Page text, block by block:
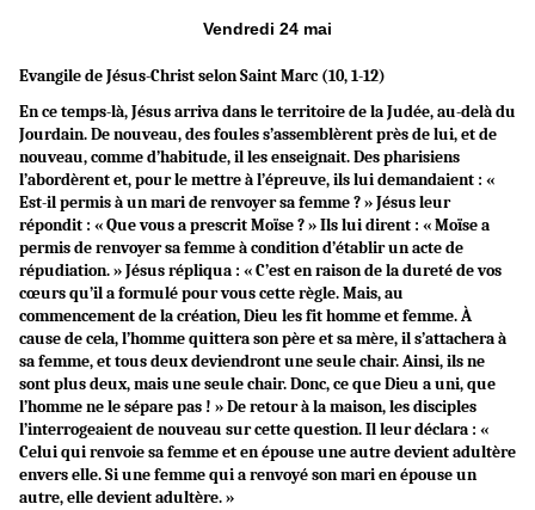
Vendredi 24 mai
Evangile de Jésus-Christ selon SaintMarc (10, 1-12)
En ce temps-là, Jésus arriva dans le territoire de la Judée, au-delà du
Jourdain. De nouveau, des foules s’assemblèrent près de lui, et de
nouveau, comme d’habitude, il les enseignait. Des pharisiens
l’abordèrent et, pour le mettre à l’épreuve, ils lui demandaient : «
Est-il permis à un mari de renvoyer sa femme ? » Jésus leur
répondit : « Que vous a prescrit Moïse ? » Ils lui dirent : « Moïse a
permis de renvoyer sa femme à condition d’établir un acte de
répudiation. » Jésus répliqua : « C’est en raison de la dureté de vos
cœurs qu’il a formulé pour vous cette règle. Mais, au
commencement de la création, Dieu les fit homme et femme. À
cause de cela, l’homme quittera son père et sa mère, il s’attachera à
sa femme, et tous deux deviendront une seule chair. Ainsi, ils ne
sont plus deux, mais une seule chair. Donc, ce que Dieu a uni, que
l’homme ne le sépare pas ! » De retour à la maison, les disciples
l’interrogeaient de nouveau sur cette question. Il leur déclara : «
Celui qui renvoie sa femme et en épouse une autre devient adultère
envers elle. Si une femme qui a renvoyé son mari en épouse un
autre, elle devient adultère. »